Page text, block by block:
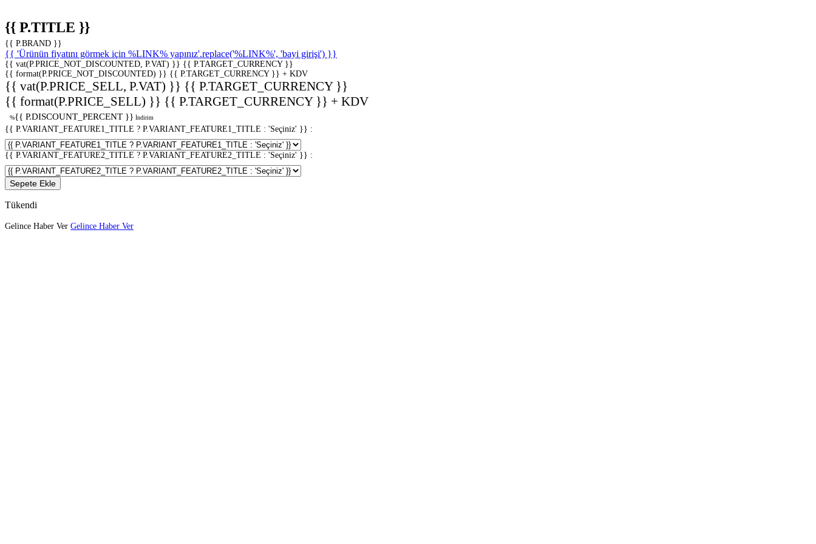
{{ P.TITLE }}
{{ P.BRAND }}
{{ 'Ürünün fiyatını görmek için %LINK% yapınız'.replace('%LINK%', 'bayi girişi') }}
{{ vat(P.PRICE_NOT_DISCOUNTED, P.VAT) }} {{ P.TARGET_CURRENCY }}
{{ format(P.PRICE_NOT_DISCOUNTED) }} {{ P.TARGET_CURRENCY }} + KDV
{{ vat(P.PRICE_SELL, P.VAT) }} {{ P.TARGET_CURRENCY }}
{{ format(P.PRICE_SELL) }} {{ P.TARGET_CURRENCY }} + KDV
%{{ P.DISCOUNT_PERCENT }} İndirim
{{ P.VARIANT_FEATURE1_TITLE ? P.VARIANT_FEATURE1_TITLE : 'Seçiniz' }} :
{{ P.VARIANT_FEATURE2_TITLE ? P.VARIANT_FEATURE2_TITLE : 'Seçiniz' }} :
Sepete Ekle
Tükendi
Gelince Haber Ver Gelince Haber Ver